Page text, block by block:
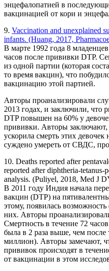
энцефалопатией в
вакцинацией от кори и
9. Vaccination and unexplained
infants. (Huang, 2017,
В марте 1992 года 8
часов после прививки DTP.
из одной партии (которая
то время вакцин), что
вакцинацию этой партией.
Авторы проанализировали
2013 годах, и заключили, что
DTP повышен на 60% у
прививки. Авторы
ускорила смерть этих
суждено умереть от СВДС,
10. Deaths reported after
reported after diphtheria-tetanus-
analysis. (Puliyel, 2018, Med J
В 2011 году Индия начала
вакцин (DTP) на
этому, появилась
них. Авторы
Смертность в течение 72
была в 2 раза выше, чем после
миллион). Авторы замечают,
прививок происходят в
от вакцинации в этом